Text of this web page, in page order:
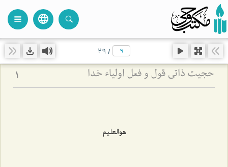
language
view_headline
/
29
حجیت ذاتی قول و فعل اولیاء خدا 1
هوالعلیم